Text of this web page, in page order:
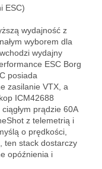
ESC)
wydajność z
wyborem dla
wydajny
ESC Borg
posiada
zasilanie VTX, a
ICM42688
prądzie 60A
z telemetrią i
o prędkości,
ten stack dostarczy
opóźnienia i